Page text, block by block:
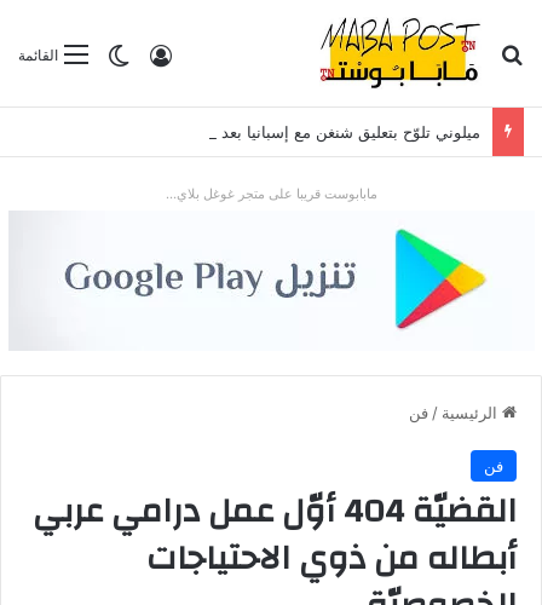
القائمةالوضع
تسجيل الدخول بحث عن
ميلوني تلوّح بتعليق شنغن مع إسبانيا بعد موجة الهجرة في سبتة
مابابوست قريبا على متجر غوغل بلاي...
الرئيسية / فن
فن
القضيّة 404 أوّل عمل درامي عربي
أبطاله من ذوي الاحتياجات